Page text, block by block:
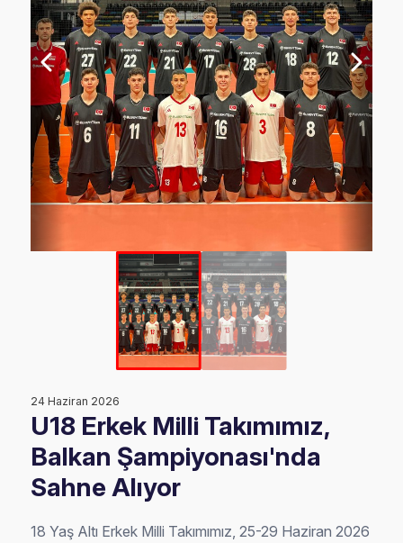
24 Haziran 2026
U18 Erkek Milli Takımımız,
Balkan Şampiyonası'nda
Sahne Alıyor
18 Yaş Altı Erkek Milli Takımımız, 25-29 Haziran 2026